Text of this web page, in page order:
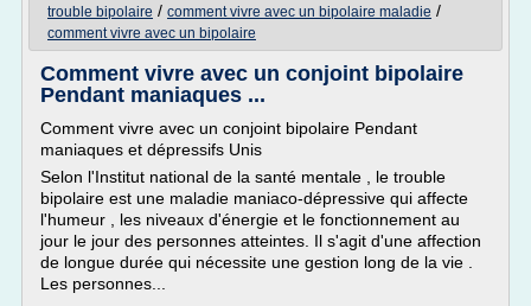
trouble bipolaire / comment vivre avec un bipolaire maladie /
comment vivre avec un bipolaire
Comment vivre avec un conjoint bipolaire
Pendant maniaques ...
Comment vivre avec un conjoint bipolaire Pendant
maniaques et dépressifs Unis
Selon l'Institut national de la santé mentale , le trouble
bipolaire est une maladie maniaco-dépressive qui affecte
l'humeur , les niveaux d'énergie et le fonctionnement au
jour le jour des personnes atteintes. Il s'agit d'une affection
de longue durée qui nécessite une gestion long de la vie .
Les personnes...